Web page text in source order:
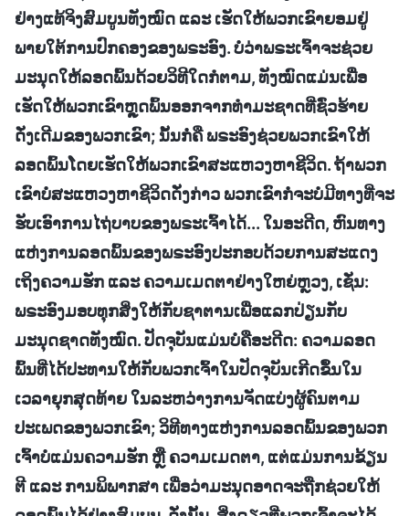
ຢ່າງແທ້ຈິງສົມບູນທັງໝົດ ແລະ ເຮັດໃຫ້ພວກເຂົາຍອມຢູ່
ພາຍໃຕ້ການປົກຄອງຂອງພຣະອົງ. ບໍ່ວ່າພຣະເຈົ້າຈະຊ່ວຍ
ມະນຸດໃຫ້ລອດພົ້ນດ້ວຍວິທີໃດກໍຕາມ, ທັງໝົດແມ່ນເພື່ອ
ເຮັດໃຫ້ພວກເຂົາຫຼຸດພົ້ນອອກຈາກທຳມະຊາດທີ່ຊົ່ວຮ້າຍ
ດັ່ງເດີມຂອງພວກເຂົາ; ນັ້ນກໍ່ຄື ພຣະອົງຊ່ວຍພວກເຂົາໃຫ້
ລອດພົ້ນໂດຍເຮັດໃຫ້ພວກເຂົາສະແຫວງຫາຊີວິດ. ຖ້າພວກ
ເຂົາບໍ່ສະແຫວງຫາຊີວິດດັ່ງກ່າວ ພວກເຂົາກໍ່ຈະບໍ່ມີທາງທີ່ຈະ
ຮັບເອົາການໄຖ່ບາບຂອງພຣະເຈົ້າໄດ້... ໃນອະດີດ, ຫົນທາງ
ແຫ່ງການລອດພົ້ນຂອງພຣະອົງປະກອບດ້ວຍການສະແດງ
ເຖິງຄວາມຮັກ ແລະ ຄວາມເມດຕາຢ່າງໃຫຍ່ຫຼວງ, ເຊັ່ນ:
ພຣະອົງມອບທຸກສິ່ງໃຫ້ກັບຊາຕານເພື່ອແລກປ່ຽນກັບ
ມະນຸດຊາດທັງໝົດ. ປັດຈຸບັນແມ່ນບໍ່ຄືອະດີດ: ຄວາມລອດ
ພົ້ນທີ່ໄດ້ປະທານໃຫ້ກັບພວກເຈົ້າໃນປັດຈຸບັນເກີດຂຶ້ນໃນ
ເວລາຍຸກສຸດທ້າຍ ໃນລະຫວ່າງການຈັດແບ່ງຜູ້ຄົນຕາມ
ປະເພດຂອງພວກເຂົາ; ວິທີທາງແຫ່ງການລອດພົ້ນຂອງພວກ
ເຈົ້າບໍ່ແມ່ນຄວາມຮັກ ຫຼື ຄວາມເມດຕາ, ແຕ່ແມ່ນການຂ້ຽນ
ຕີ ແລະ ການພິພາກສາ ເພື່ອວ່າມະນຸດອາດຈະຖືກຊ່ວຍໃຫ້